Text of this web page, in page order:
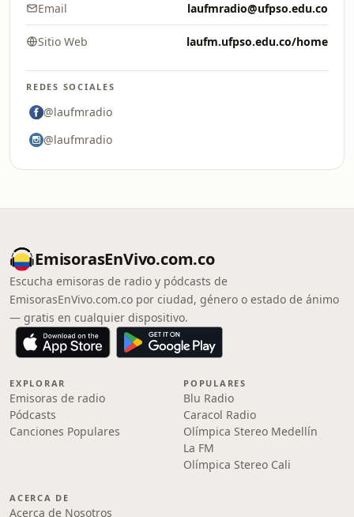
Email laufmradio@ufpso.edu.co
Sitio Web laufm.ufpso.edu.co/home
REDES SOCIALES
@laufmradio
@laufmradio
EmisorasEnVivo.com.co
Escucha emisoras de radio y pódcasts de
EmisorasEnVivo.com.co por ciudad, género o estado de ánimo
— gratis en cualquier dispositivo.
EXPLORAR
Emisoras de radio
Pódcasts
Canciones Populares
POPULARES
Blu Radio
Caracol Radio
Olímpica Stereo Medellín
La FM
Olímpica Stereo Cali
ACERCA DE
Acerca de Nosotros